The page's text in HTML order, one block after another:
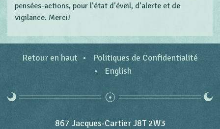
pensées-actions, pour l’état d’éveil, d’alerte et de
vigilance. Merci!
Retour en haut
Politiques de Confidentialité
English
867 Jacques-Cartier J8T 2W3